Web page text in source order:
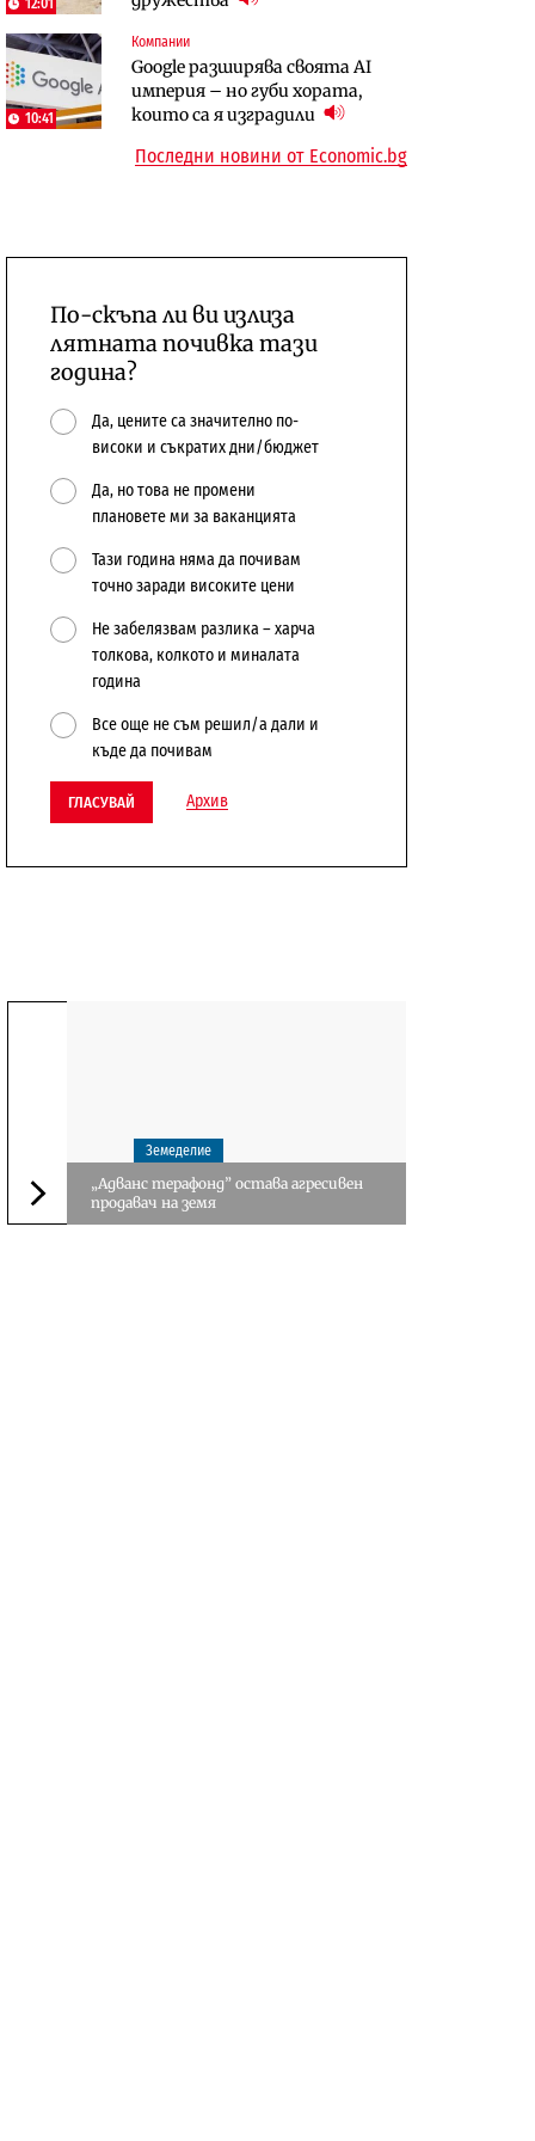
10:41
Компании
Google разширява своята AI
империя – но губи хората,
които са я изградили
To:know
Последни дни с обозначаване на
цените в лева: Какво
Компании
А1 отново е лидер при
технологичните компании и
Последни новини от Economic.bg
По-скъпа ли ви излиза
лятната почивка тази
година?
Да, цените са значително по-
високи и съкратих дни/бюджет
Да, но това не промени
плановете ми за ваканцията
Тази година няма да почивам
точно заради високите цени
Не забелязвам разлика – харча
толкова, колкото и миналата
година
Все още не съм решил/а дали и
къде да почивам
ГЛАСУВАЙ Архив
Следваща новина
Земеделие
„Адванс терафонд” остава агресивен
продавач на земя